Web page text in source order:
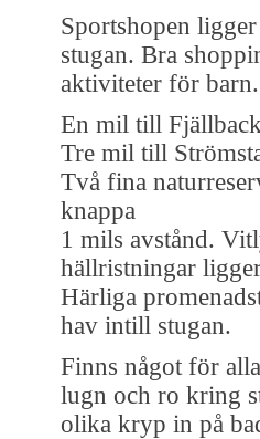
Sportshopen
stugan. Bra
aktiviteter för barn.
En mil till
Tre mil till
Två fina
knappa
1 mils avstånd.
hällristningar
Härliga
hav intill stugan.
Finns något för
lugn och ro kring
olika kryp in på